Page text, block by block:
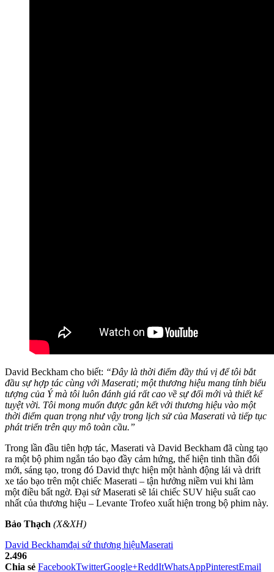
David Beckham cho biết: “Đây là thời điểm đầy thú vị để tôi bắt
đầu sự hợp tác cùng với Maserati; một thương hiệu mang tính biểu
tượng của Ý mà tôi luôn đánh giá rất cao về sự đổi mới và thiết kế
tuyệt vời. Tôi mong muốn được gắn kết với thương hiệu vào một
thời điểm quan trọng như vậy trong lịch sử của Maserati và tiếp tục
phát triển trên quy mô toàn cầu.”
Trong lần đầu tiên hợp tác, Maserati và David Beckham đã cùng tạo
ra một bộ phim ngắn táo bạo đầy cảm hứng, thể hiện tinh thần đổi
mới, sáng tạo, trong đó David thực hiện một hành động lái và drift
xe táo bạo trên một chiếc Maserati – tận hưởng niềm vui khi làm
một điều bất ngờ. Đại sứ Maserati sẽ lái chiếc SUV hiệu suất cao
nhất của thương hiệu – Levante Trofeo xuất hiện trong bộ phim này.
Bảo Thạch (X&XH)
David Beckhamđại sứ thương hiệuMaserati
2.496
Chia sẻ FacebookTwitterGoogle+ReddItWhatsAppPinterestEmail